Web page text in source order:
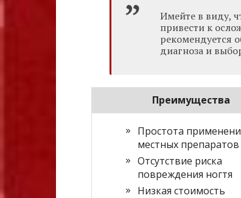
Имейте в виду,
привести к
рекомендуется
диагноза и
Преимущества
Простота
местных препаратов
Отсутствие риска
повреждения ногтя
Низкая стоимость